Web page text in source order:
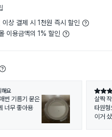
상 결제 시 1천원 즉시 할인
이용금액의 1% 할인
해요
번 기름기 묻은
너무 좋아용
별점 5
살짝
타원형
이거